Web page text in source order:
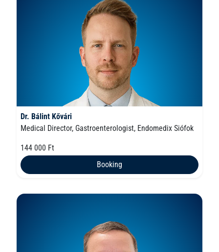
Dr. Bálint Kővári
Medical Director, Gastroenterologist, Endomedix Siófok
144 000 Ft
Booking